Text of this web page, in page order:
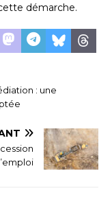
démarche.
: une